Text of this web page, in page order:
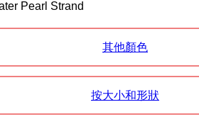
Pearl Strand
其他顏色
按大小和形狀